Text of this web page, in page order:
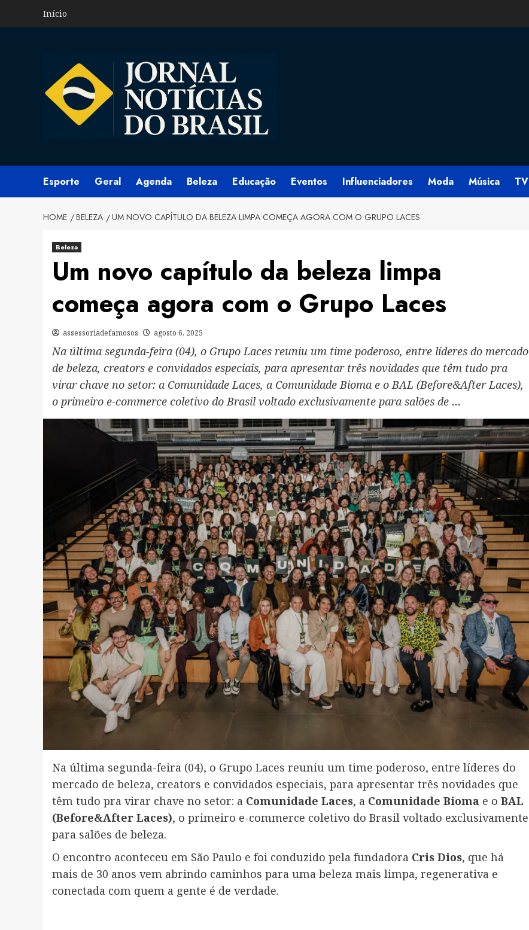
Início
Esporte Geral Agenda Beleza Educação Eventos Influenciadores Moda Música TV
HOME BELEZA UM NOVO CAPÍTULO DA BELEZA LIMPA COMEÇA AGORA COM O GRUPO LACES
Beleza
Um novo capítulo da beleza limpa
começa agora com o Grupo Laces
assessoriadefamosos agosto 6, 2025
Na última segunda-feira (04), o Grupo Laces reuniu um time poderoso, entre líderes do mercado
de beleza, creators e convidados especiais, para apresentar três novidades que têm tudo pra
virar chave no setor: a Comunidade Laces, a Comunidade Bioma e o BAL (Before&After Laces),
o primeiro e-commerce coletivo do Brasil voltado exclusivamente para salões de …
Na última segunda-feira (04), o Grupo Laces reuniu um time poderoso, entre líderes do
mercado de beleza, creators e convidados especiais, para apresentar três novidades que
têm tudo pra virar chave no setor: a Comunidade Laces, a Comunidade Bioma e o BAL
(Before&After Laces), o primeiro e-commerce coletivo do Brasil voltado exclusivamente
para salões de beleza.
O encontro aconteceu em São Paulo e foi conduzido pela fundadora Cris Dios, que há
mais de 30 anos vem abrindo caminhos para uma beleza mais limpa, regenerativa e
conectada com quem a gente é de verdade.